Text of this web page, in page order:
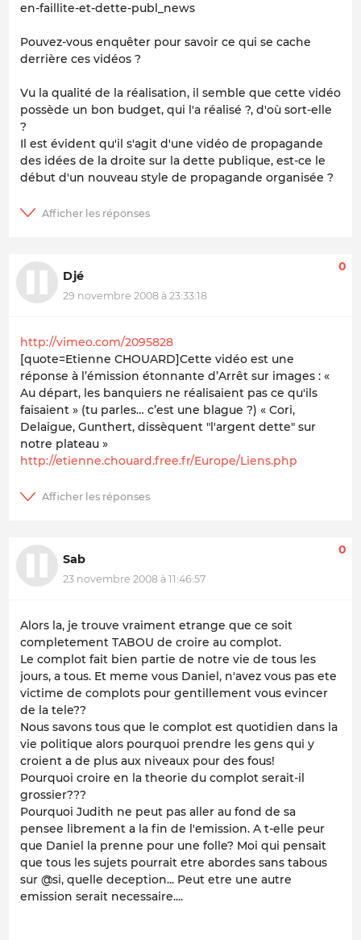
en-faillite-et-dette-publ_news
Pouvez-vous enquêter pour savoir ce qui se cache
derrière ces vidéos ?
Vu la qualité de la réalisation, il semble que cette vidéo
possède un bon budget, qui l'a réalisé ?, d'où sort-elle
?
Il est évident qu'il s'agit d'une vidéo de propagande
des idées de la droite sur la dette publique, est-ce le
début d'un nouveau style de propagande organisée ?
Djé
29 novembre 2008 à 23:33:18
0
http://vimeo.com/2095828
[quote=Etienne CHOUARD]Cette vidéo est une
réponse à l’émission étonnante d’Arrêt sur images : «
Au départ, les banquiers ne réalisaient pas ce qu'ils
faisaient » (tu parles… c’est une blague ?) « Cori,
Delaigue, Gunthert, dissèquent "l'argent dette" sur
notre plateau »
http://etienne.chouard.free.fr/Europe/Liens.php
Sab
23 novembre 2008 à 11:46:57
0
Alors la, je trouve vraiment etrange que ce soit
completement TABOU de croire au complot.
Le complot fait bien partie de notre vie de tous les
jours, a tous. Et meme vous Daniel, n'avez vous pas ete
victime de complots pour gentillement vous evincer
de la tele??
Nous savons tous que le complot est quotidien dans la
vie politique alors pourquoi prendre les gens qui y
croient a de plus aux niveaux pour des fous!
Pourquoi croire en la theorie du complot serait-il
grossier???
Pourquoi Judith ne peut pas aller au fond de sa
pensee librement a la fin de l'emission. A t-elle peur
que Daniel la prenne pour une folle? Moi qui pensait
que tous les sujets pourrait etre abordes sans tabous
sur @si, quelle deception... Peut etre une autre
emission serait necessaire....